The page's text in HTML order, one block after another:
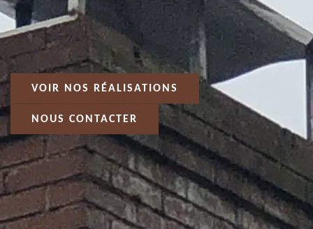
VOIR NOS RÉALISATIONS
NOUS CONTACTER